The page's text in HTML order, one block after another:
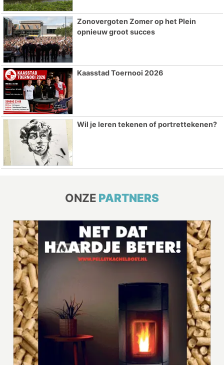
Zonovergoten Zomer op het Plein
opnieuw groot succes
Kaasstad Toernooi 2026
Wil je leren tekenen of portrettekenen?
ONZE PARTNERS